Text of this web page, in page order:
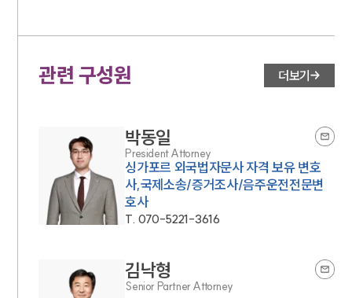
관련 구성원 더보기
박동일
President Attorney
싱가포르 외국법자문사 자격 보유 변호
사,국제소송/증거조사/음주운전전문변
호사
T. 070-5221-3616
김낙형
Senior Partner Attorney